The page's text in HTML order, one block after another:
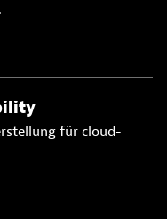
für cloud-